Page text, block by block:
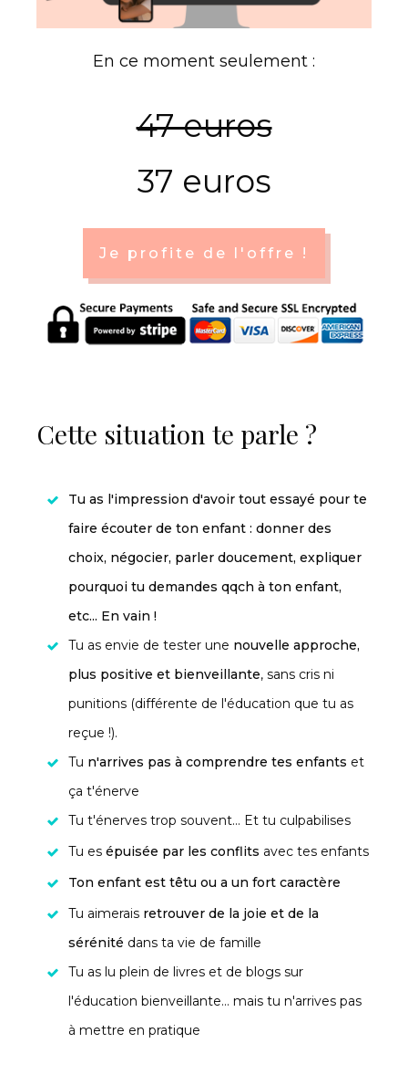
En ce moment seulement :
47 euros
37 euros
Je profite de l'offre !
Cette situation te parle ?
Tu as l'impression d'avoir tout essayé pour te
faire écouter de ton enfant : donner des
choix, négocier, parler doucement, expliquer
pourquoi tu demandes qqch à ton enfant,
etc... En vain !
Tu as envie de tester une nouvelle approche,
plus positive et bienveillante, sans cris ni
punitions (différente de l'éducation que tu as
reçue !).
Tu n'arrives pas à comprendre tes enfants et
ça t'énerve
Tu t'énerves trop souvent... Et tu culpabilises
Tu es épuisée par les conflits avec tes enfants
Ton enfant est têtu ou a un fort caractère
Tu aimerais retrouver de la joie et de la
sérénité dans ta vie de famille
Tu as lu plein de livres et de blogs sur
l'éducation bienveillante... mais tu n'arrives pas
à mettre en pratique